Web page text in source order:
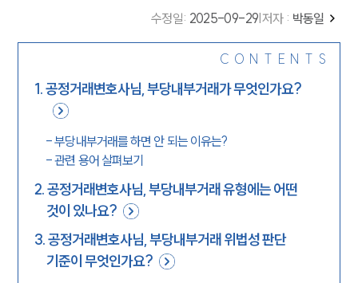
수정일: 2025-09-29 저자 : 박동일
CONTENTS
1.공정거래변호사님, 부당내부거래가 무엇인가요?
-부당내부거래를 하면 안 되는 이유는?
-관련 용어 살펴보기
2.공정거래변호사님, 부당내부거래 유형에는 어떤
것이 있나요?
3.공정거래변호사님, 부당내부거래 위법성 판단
기준이 무엇인가요?